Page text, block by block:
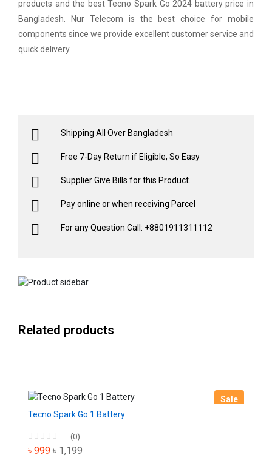
products and the best Tecno Spark Go 2024 battery price in
Bangladesh. Nur Telecom is the best choice for mobile
components since we provide excellent customer service and
quick delivery.
Shipping All Over Bangladesh
Free 7-Day Return if Eligible, So Easy
Supplier Give Bills for this Product.
Pay online or when receiving Parcel
For any Question Call: +8801911311112
Related products
Sale
Tecno Spark Go 1 Battery
(0)
৳ 999 ৳ 1,199